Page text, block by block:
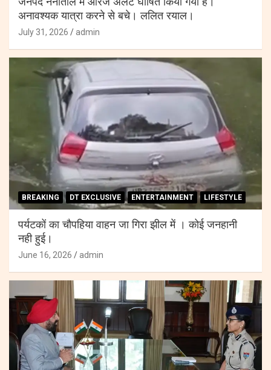
जनपद नैनीताल में ऑरेंज अलर्ट घोषित किया गया है।
अनावश्यक यात्रा करने से बचे। ललित रयाल।
July 31, 2026 admin
BREAKING DT EXCLUSIVE ENTERTAINMENT LIFESTYLE
पर्यटकों का चौपहिया वाहन जा गिरा झील में । कोई जनहानी
नही हुई।
June 16, 2026 admin